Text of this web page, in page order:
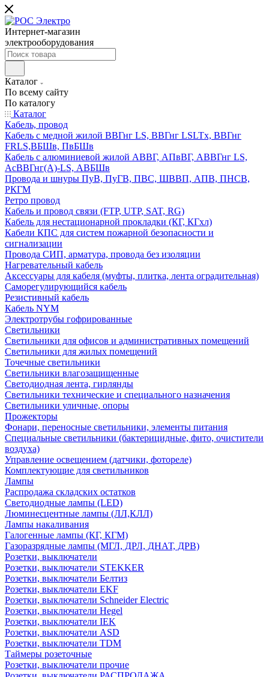
Интернет-магазин
электрооборудования
Каталог
По всему сайту
По каталогу
Каталог
Кабель, провод
Кабель с медной жилой ВВГнг LS, ВВГнг LSLTx, ВВГнг
FRLS,ВБШв, ПвБШв
Кабель с алюминиевой жилой АВВГ, АПвВГ, АВВГнг LS,
АсВВГнг(А)-LS, АВБШв
Провода и шнуры ПуВ, ПуГВ, ПВС, ШВВП, АПВ, ПНСВ,
РКГМ
Ретро провод
Кабель и провод связи (FTP, UTP, SAT, RG)
Кабель для нестационарной прокладки (КГ, КГхл)
Кабели КПС для систем пожарной безопасности и
сигнализации
Провода СИП, арматура, провода без изоляции
Нагревательный кабель
Аксессуары для кабеля (муфты, плитка, лента оградительная)
Саморегулирующийся кабель
Резистивный кабель
Кабель NYM
Электротрубы гофрированные
Светильники
Светильники для офисов и административных помещений
Светильники для жилых помещений
Точечные светильники
Светильники влагозащищенные
Светодиодная лента, гирлянды
Светильники технические и специального назначения
Светильники уличные, опоры
Прожекторы
Фонари, переносные светильники, элементы питания
Специальные светильники (бактерицидные, фито, очистители
воздуха)
Управление освещением (датчики, фотореле)
Комплектующие для светильников
Лампы
Распродажа складских остатков
Светодиодные лампы (LED)
Люминесцентные лампы (ЛЛ,КЛЛ)
Лампы накаливания
Галогенные лампы (КГ, КГМ)
Газоразрядные лампы (МГЛ, ДРЛ, ДНАТ, ДРВ)
Розетки, выключатели
Розетки, выключатели STEKKER
Розетки, выключатели Белтиз
Розетки, выключатели EKF
Розетки, выключатели Schneider Electric
Розетки, выключатели Hegel
Розетки, выключатели IEK
Розетки, выключатели ASD
Розетки, выключатели TDM
Таймеры розеточные
Розетки, выключатели прочие